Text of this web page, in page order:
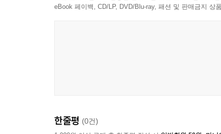
eBook 페이백, CD/LP, DVD/Blu-ray, 패션 및 판매금지 상
한줄평 (0건)